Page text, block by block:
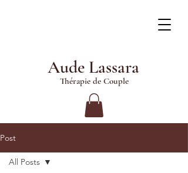
Aude Lassara
Thérapie de Couple
Post
All Posts